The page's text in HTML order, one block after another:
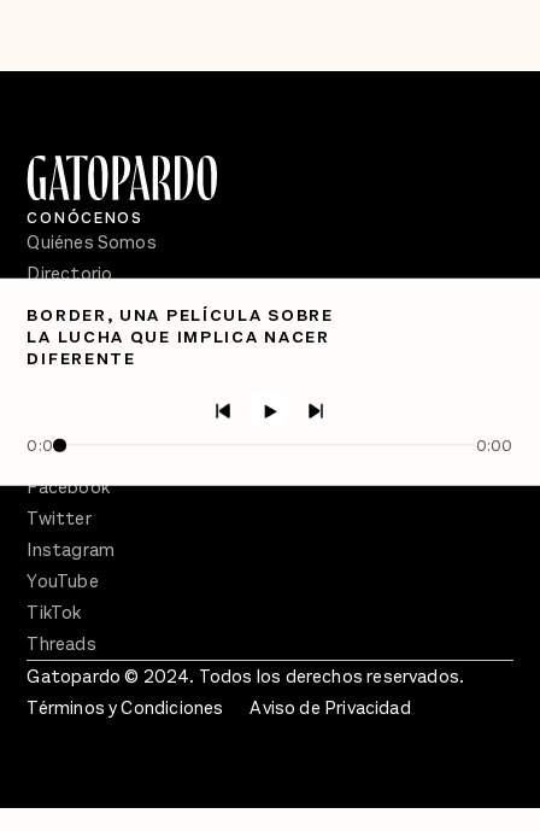
BORDER, UNA PELÍCULA SOBRE
LA LUCHA QUE IMPLICA NACER
DIFERENTE
0:00 0:00
CONÓCENOS
Quiénes Somos
Directorio
PÓDCASTS
Semanario Gatopardo
Facebook
Twitter
Instagram
YouTube
TikTok
Threads
Gatopardo © 2024. Todos los derechos reservados.
Términos y Condiciones
Aviso de Privacidad